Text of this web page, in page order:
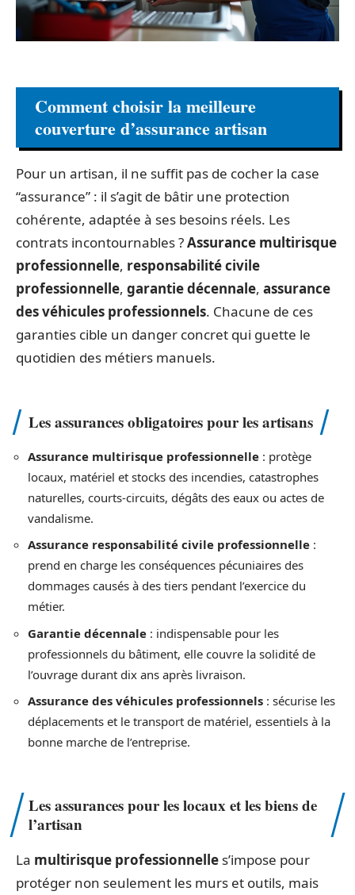
Comment choisir la meilleure
couverture d’assurance artisan
Pour un artisan, il ne suffit pas de cocher la case
“assurance” : il s’agit de bâtir une protection
cohérente, adaptée à ses besoins réels. Les
contrats incontournables ?Assurance multirisque
professionnelle, responsabilité civile
professionnelle, garantie décennale, assurance
des véhicules professionnels. Chacune de ces
garanties cible un danger concret qui guette le
quotidien des métiers manuels.
Les assurances obligatoires pour les artisans
Assurance multirisque professionnelle : protège
locaux, matériel et stocks des incendies, catastrophes
naturelles, courts-circuits, dégâts des eaux ou actes de
vandalisme.
Assurance responsabilité civile professionnelle :
prend en charge les conséquences pécuniaires des
dommages causés à des tiers pendant l’exercice du
métier.
Garantie décennale : indispensable pour les
professionnels du bâtiment, elle couvre la solidité de
l’ouvrage durant dix ans après livraison.
Assurance des véhicules professionnels : sécurise les
déplacements et le transport de matériel, essentiels à la
bonne marche de l’entreprise.
Les assurances pour les locaux et les biens de
l’artisan
La multirisque professionnelle s’impose pour
protéger non seulement les murs et outils, mais